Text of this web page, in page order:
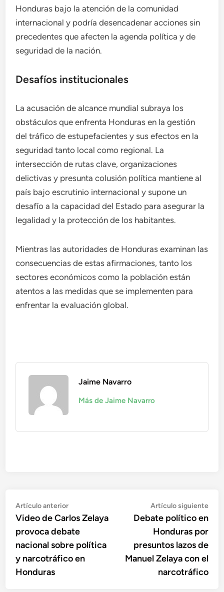
Honduras bajo la atención de la comunidad
internacional y podría desencadenar acciones sin
precedentes que afecten la agenda política y de
seguridad de la nación.
Desafíos institucionales
La acusación de alcance mundial subraya los
obstáculos que enfrenta Honduras en la gestión
del tráfico de estupefacientes y sus efectos en la
seguridad tanto local como regional. La
intersección de rutas clave, organizaciones
delictivas y presunta colusión política mantiene al
país bajo escrutinio internacional y supone un
desafío a la capacidad del Estado para asegurar la
legalidad y la protección de los habitantes.
Mientras las autoridades de Honduras examinan las
consecuencias de estas afirmaciones, tanto los
sectores económicos como la población están
atentos a las medidas que se implementen para
enfrentar la evaluación global.
Jaime Navarro
Más de Jaime Navarro
Navegación
de
entradas
Artículo anteriorArtículo
anterior:
Video de Carlos Zelaya
provoca debate
nacional sobre política
y narcotráfico en
Honduras
Artículo siguiente
Debate político en
Honduras por
presuntos lazos de
Manuel Zelaya con el
narcotráfico